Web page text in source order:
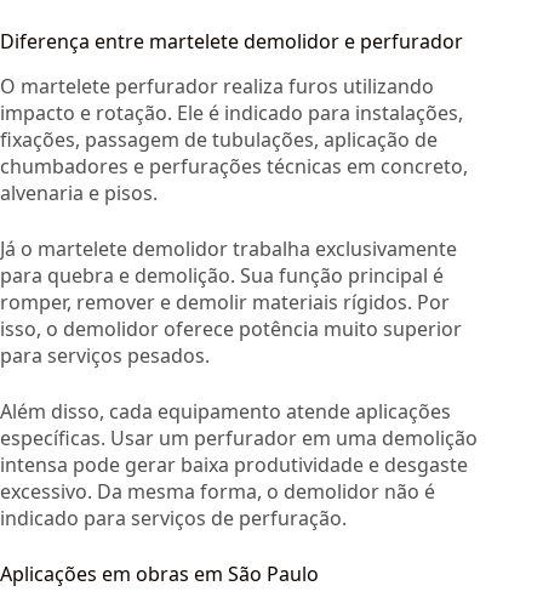
Diferença entre martelete demolidor e perfurador
O martelete perfurador realiza furos utilizando
impacto e rotação. Ele é indicado para instalações,
fixações, passagem de tubulações, aplicação de
chumbadores e perfurações técnicas em concreto,
alvenaria e pisos.
Já o martelete demolidor trabalha exclusivamente
para quebra e demolição. Sua função principal é
romper, remover e demolir materiais rígidos. Por
isso, o demolidor oferece potência muito superior
para serviços pesados.
Além disso, cada equipamento atende aplicações
específicas. Usar um perfurador em uma demolição
intensa pode gerar baixa produtividade e desgaste
excessivo. Da mesma forma, o demolidor não é
indicado para serviços de perfuração.
Aplicações em obras em São Paulo